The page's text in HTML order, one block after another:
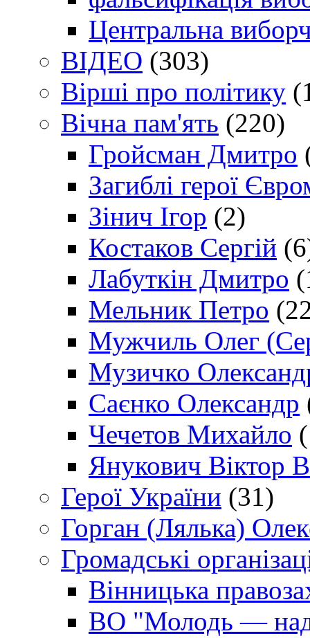
Центральна
ВІДЕО (303)
Вірші про політику
Вічна пам'ять (220)
Гройсман Дмитро
Загиблі герої
Зінич Ігор (2)
Костаков Сергій
Лабуткін Дмитро
Мельник Петро
Мужчиль Олег
Музичко
Саєнко Олександр
Чечетов Михайло
Янукович Віктор
Герої України (31)
Горган (Лялька)
Громадські
Вінницька
ВО "Молодь —